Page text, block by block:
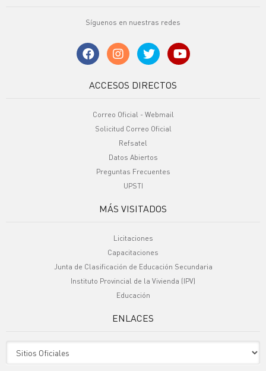
Síguenos en nuestras redes
ACCESOS DIRECTOS
Correo Oficial - Webmail
Solicitud Correo Oficial
Refsatel
Datos Abiertos
Preguntas Frecuentes
UPSTI
MÁS VISITADOS
Licitaciones
Capacitaciones
Junta de Clasificación de Educación Secundaria
Instituto Provincial de la Vivienda (IPV)
Educación
ENLACES